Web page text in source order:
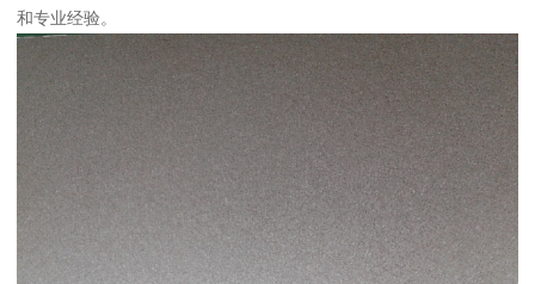
和专业经验。